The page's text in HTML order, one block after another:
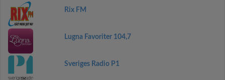
Rix FM
Lugna Favoriter 104,7
Sveriges Radio P1